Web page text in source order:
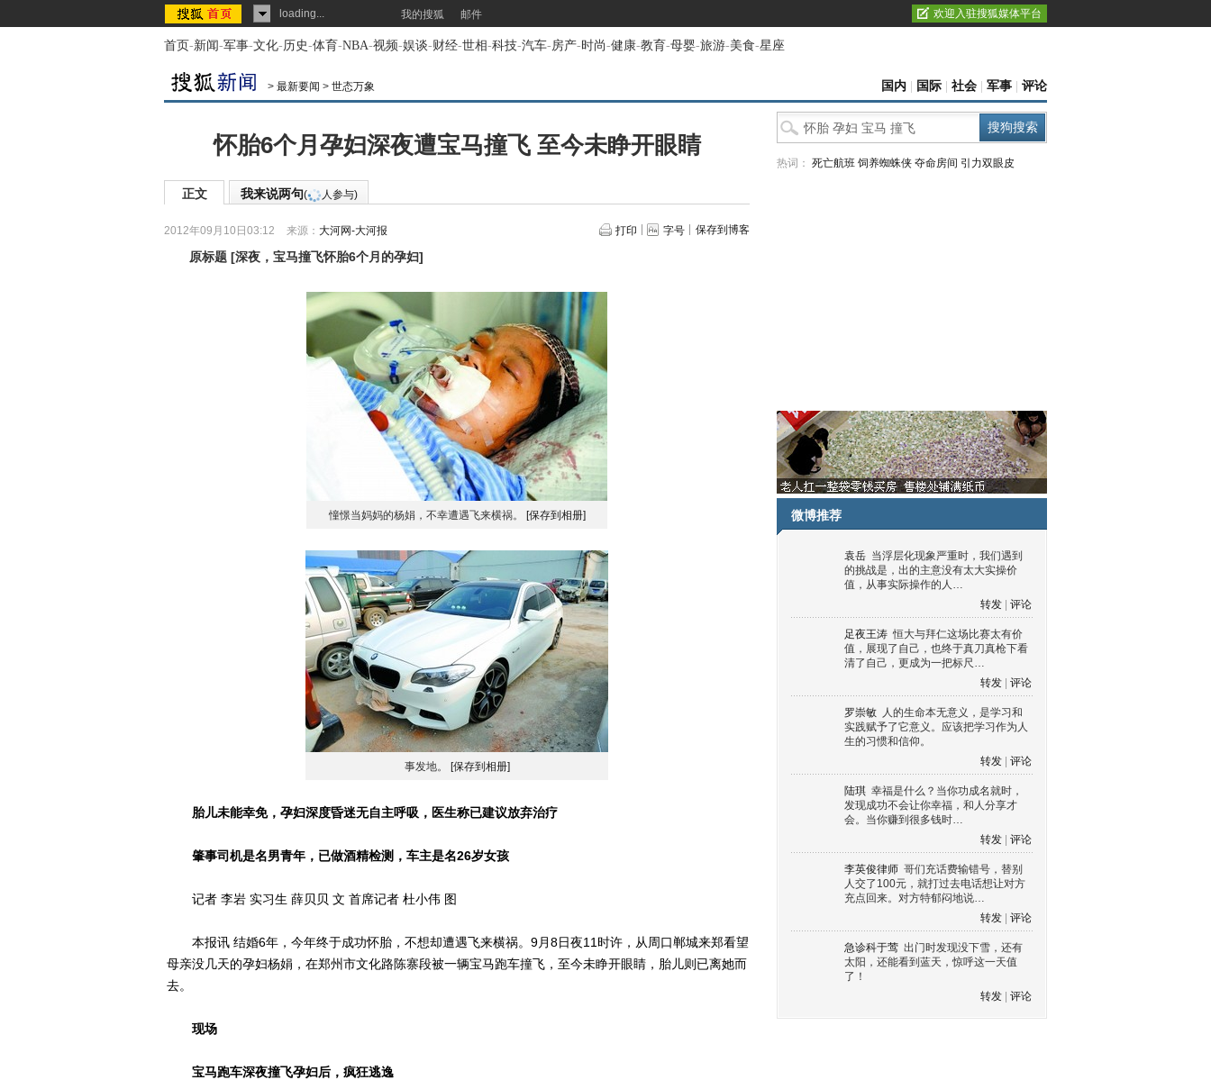
loading... 我的搜狐 邮件 欢迎入驻搜狐媒体平台
首页-新闻-军事-文化-历史-体育-NBA-视频-娱谈-财经-世相-科技-汽车-房产-时尚-健康-教育-母婴-旅游-美食-星座
> 最新要闻 > 世态万象 国内 国际 社会 军事 评论
怀胎6个月孕妇深夜遭宝马撞飞 至今未睁开眼睛
正文 我来说两句( 人参与)
2012年09月10日03:12 来源： 大河网-大河报 打印 字号 保存到博客
原标题 [深夜，宝马撞飞怀胎6个月的孕妇]
憧憬当妈妈的杨娟，不幸遭遇飞来横祸。 [保存到相册]
事发地。 [保存到相册]
胎儿未能幸免，孕妇深度昏迷无自主呼吸，医生称已建议放弃治疗
肇事司机是名男青年，已做酒精检测，车主是名26岁女孩
记者 李岩 实习生 薛贝贝 文 首席记者 杜小伟 图
本报讯 结婚6年，今年终于成功怀胎，不想却遭遇飞来横祸。9月8日夜11时许，从周口郸城来郑看望
母亲没几天的孕妇杨娟，在郑州市文化路陈寨段被一辆宝马跑车撞飞，至今未睁开眼睛，胎儿则已离她而
去。
现场
宝马跑车深夜撞飞孕妇后，疯狂逃逸
热词： 死亡航班 饲养蜘蛛侠 夺命房间 引力双眼皮
微博推荐
袁岳 当浮层化现象严重时，我们遇到
的挑战是，出的主意没有太大实操价
值，从事实际操作的人…
转发
评论
足夜王涛 恒大与拜仁这场比赛太有价
值，展现了自己，也终于真刀真枪下看
清了自己，更成为一把标尺…
转发
评论
罗崇敏 人的生命本无意义，是学习和
实践赋予了它意义。应该把学习作为人
生的习惯和信仰。
转发
评论
陆琪 幸福是什么？当你功成名就时，
发现成功不会让你幸福，和人分享才
会。当你赚到很多钱时…
转发
评论
李英俊律师 哥们充话费输错号，替别
人交了100元，就打过去电话想让对方
充点回来。对方特郁闷地说…
转发
评论
急诊科于莺 出门时发现没下雪，还有
太阳，还能看到蓝天，惊呼这一天值
了！
转发
评论